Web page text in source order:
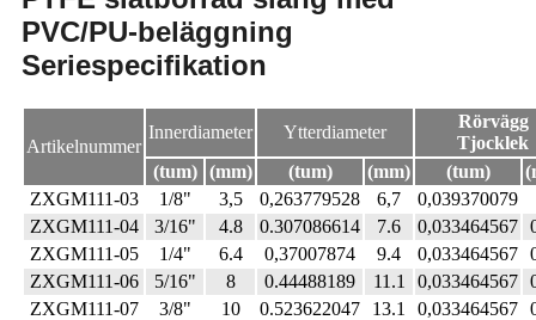
PVC/PU-beläggning
Seriespecifikation
Artikelnummer
Innerdiameter Ytterdiameter
Rörvägg
Tjocklek
(tum)
(mm) (tum) (mm) (tum)
ZXGM111-03
1/8" 3,5 0,263779528 6,7
0,039370079
ZXGM111-04
3/16" 4.8 0.307086614 7.6 0,033464567
ZXGM111-05
1/4" 6.4 0,37007874 9.4 0,033464567
ZXGM111-06
5/16" 8 0.44488189 11.1 0,033464567
ZXGM111-07
3/8" 10 0.523622047 13.1 0,033464567